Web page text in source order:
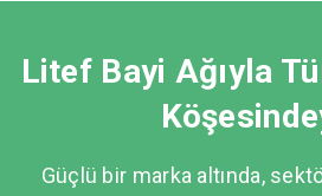
Litef Bayi Ağıyla
Güçlü bir marka altında,